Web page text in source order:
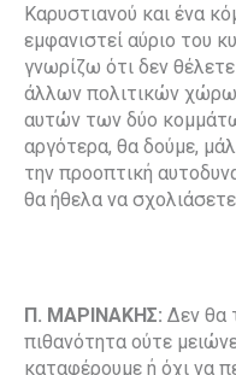
Καρυστιανού και ένα
εμφανιστεί αύριο του
γνωρίζω ότι δεν
άλλων πολιτικών
αυτών των δύο
αργότερα, θα δούμε,
την προοπτική
θα ήθελα να σχολιάσετε.
Π. ΜΑΡΙΝΑΚΗΣ: Δεν θα
πιθανότητα ούτε
καταφέρουμε ή όχι να